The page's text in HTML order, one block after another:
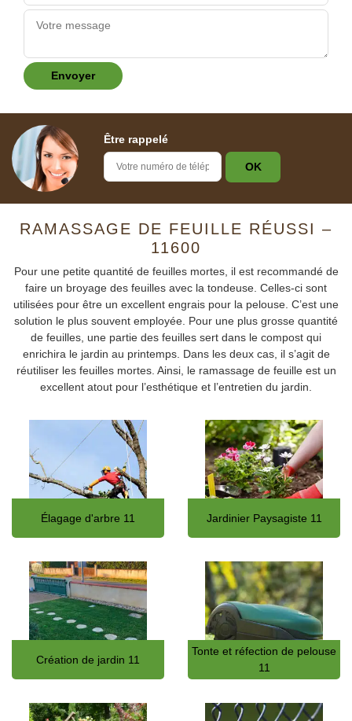
Être rappelé
RAMASSAGE DE FEUILLE RÉUSSI –
11600
Pour une petite quantité de feuilles mortes, il est recommandé de
faire un broyage des feuilles avec la tondeuse. Celles-ci sont
utilisées pour être un excellent engrais pour la pelouse. C’est une
solution le plus souvent employée. Pour une plus grosse quantité
de feuilles, une partie des feuilles sert dans le compost qui
enrichira le jardin au printemps. Dans les deux cas, il s’agit de
réutiliser les feuilles mortes. Ainsi, le ramassage de feuille est un
excellent atout pour l’esthétique et l’entretien du jardin.
Élagage d'arbre 11 Jardinier Paysagiste 11
Création de jardin 11
Tonte et réfection de pelouse
11